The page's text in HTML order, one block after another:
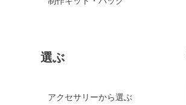
選ぶ
アクセサリーから選ぶ